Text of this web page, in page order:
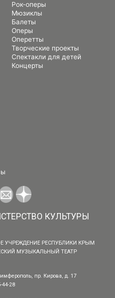
Рок-оперы
Мюзиклы
Балеты
Оперы
Оперетты
Творческие проекты
Спектакли для детей
Концерты
КУЛЬТУРЫ
УЧРЕЖДЕНИЕ РЕСПУБЛИКИ КРЫМ
МУЗЫКАЛЬНЫЙ ТЕАТР
пр. Кирова, д. 17
28